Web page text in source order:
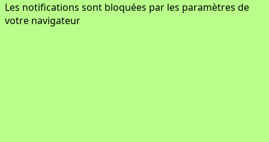
Les notifications sont bloquées par les paramètres de
votre navigateur